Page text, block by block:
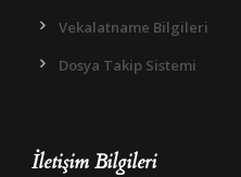
Vekalatname Bilgileri
Dosya Takip Sistemi
İletişim Bilgileri